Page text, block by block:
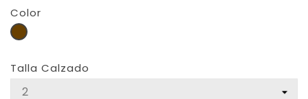
Color
Cacao
Talla Calzado